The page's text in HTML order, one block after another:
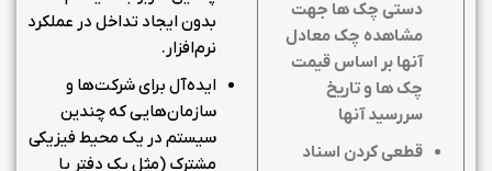
دستی چک ها جهت
مشاهده چک معادل
آنها بر اساس قیمت
چک ها و تاریخ
سررسید آنها
قطعی کردن اسناد
بدون ایجاد تداخل در عملکرد
نرم‌افزار.
ایده‌آل برای شرکت‌ها و
سازمان‌هایی که چندین
سیستم در یک محیط فیزیکی
مشترک (مثل یک دفتر یا